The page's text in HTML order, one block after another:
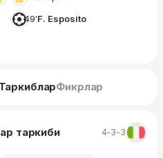
49′F. Esposito
Фикрлар
таркиби 4-3-3